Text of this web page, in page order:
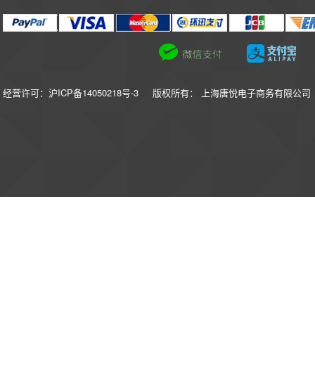
经营许可：沪ICP备14050218号-3 版权所有： 上海唐悦电子商务有限公司